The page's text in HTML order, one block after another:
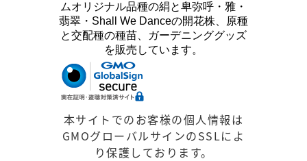
ムオリジナル品種の絹と卑弥呼・雅・
翡翠・Shall We Danceの開花株、原種
と交配種の種苗、ガーデニンググッズ
を販売しています。
本サイトでのお客様の個人情報は
GMOグローバルサインのSSLによ
り保護しております。